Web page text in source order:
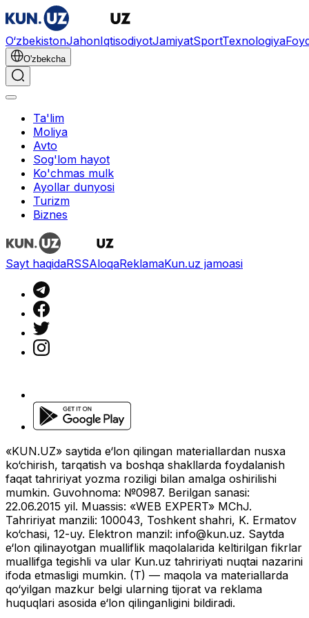
O‘zbekistonJahonIqtisodiyotJamiyatSportTexnologiya
O'zbekcha
Ta'lim
Moliya
Avto
Sog'lom hayot
Ko'chmas mulk
Ayollar dunyosi
Turizm
Biznes
Sayt haqidaRSSAloqaReklamaKun.uz jamoasi
«KUN.UZ» saytida e‘lon qilingan materiallardan nusxa
ko‘chirish, tarqatish va boshqa shakllarda foydalanish
faqat tahririyat yozma roziligi bilan amalga oshirilishi
mumkin. Guvohnoma: №0987. Berilgan sanasi:
22.06.2015 yil. Muassis: «WEB EXPERT» MChJ.
Tahririyat manzili: 100043, Toshkent shahri, K. Ermatov
ko‘chasi, 12-uy. Elektron manzil: info@kun.uz. Saytda
e‘lon qilinayotgan mualliflik maqolalarida keltirilgan fikrlar
muallifga tegishli va ular Kun.uz tahririyati nuqtai nazarini
ifoda etmasligi mumkin. (T) — maqola va materiallarda
qo‘yilgan mazkur belgi ularning tijorat va reklama
huquqlari asosida e‘lon qilinganligini bildiradi.